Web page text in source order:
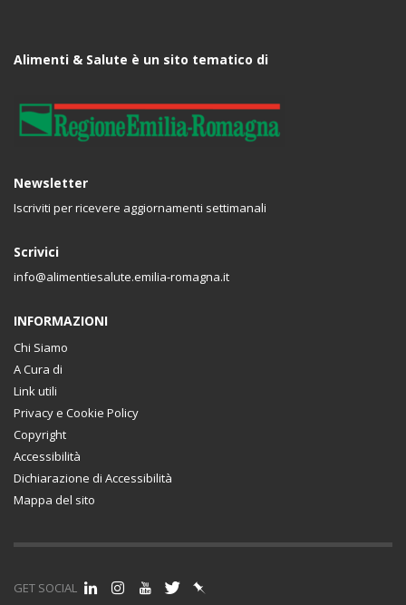
Alimenti & Salute è un sito tematico di
Newsletter
Iscriviti per ricevere aggiornamenti settimanali
Scrivici
info@alimentiesalute.emilia-romagna.it
INFORMAZIONI
Chi Siamo
A Cura di
Link utili
Privacy e Cookie Policy
Copyright
Accessibilità
Dichiarazione di Accessibilità
Mappa del sito
GET SOCIAL